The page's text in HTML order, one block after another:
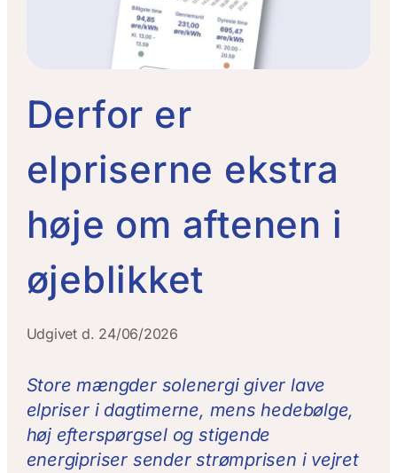
Derfor er
elpriserne ekstra
høje om aftenen i
øjeblikket
Udgivet d. 24/06/2026
Store mængder solenergi giver lave
elpriser i dagtimerne, mens hedebølge,
høj efterspørgsel og stigende
energipriser sender strømprisen i vejret